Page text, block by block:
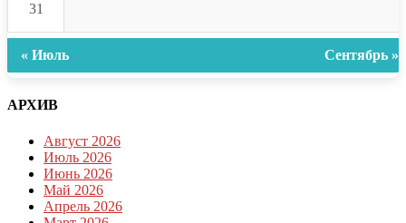
31
« Июль Сентябрь »
АРХИВ
Август 2026
Июль 2026
Июнь 2026
Май 2026
Апрель 2026